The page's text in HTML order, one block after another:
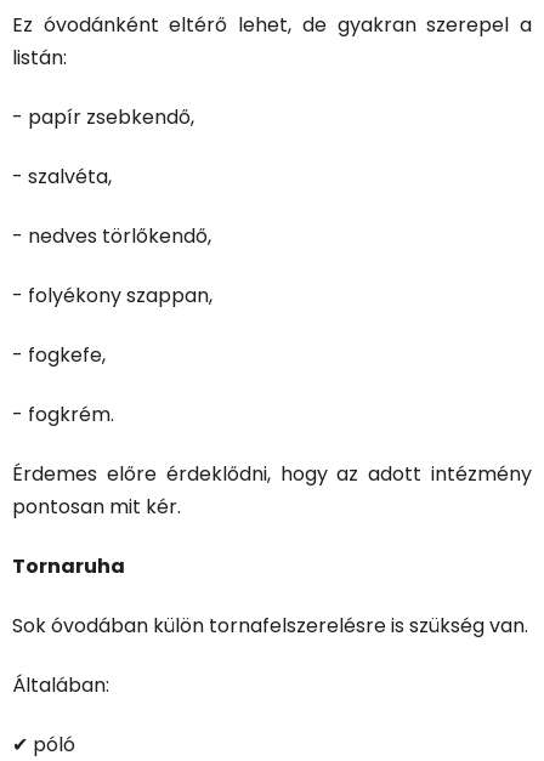
Ez óvodánként eltérő lehet, de gyakran szerepel a
listán:
- papír zsebkendő,
- szalvéta,
- nedves törlőkendő,
- folyékony szappan,
- fogkefe,
- fogkrém.
Érdemes előre érdeklődni, hogy az adott intézmény
pontosan mit kér.
Tornaruha
Sok óvodában külön tornafelszerelésre is szükség van.
Általában:
✔ póló